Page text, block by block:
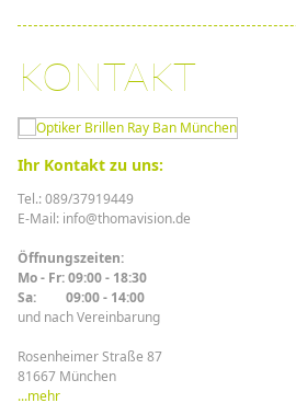
KONTAKT
Ihr Kontakt zu uns:
Tel.: 089/37919449
E-Mail: info@thomavision.de
Öffnungszeiten:
Mo - Fr: 09:00 - 18:30
Sa: 09:00 - 14:00
und nach Vereinbarung
Rosenheimer Straße 87
81667 München
...mehr